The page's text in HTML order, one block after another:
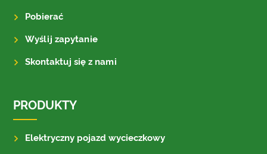
Pobierać
Wyślij zapytanie
Skontaktuj się z nami
PRODUKTY
Elektryczny pojazd wycieczkowy